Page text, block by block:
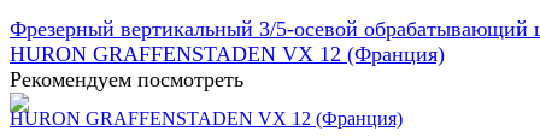
Фрезерный вертикальный 3/5-осевой обрабатывающий
HURON GRAFFENSTADEN VX 12 (Франция)
Рекомендуем посмотреть